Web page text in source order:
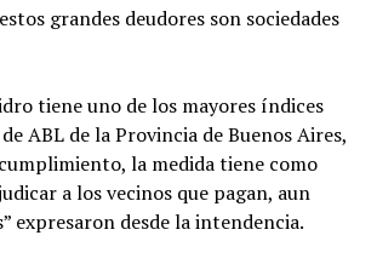
grandes deudores son sociedades
tiene uno de los mayores índices
ABL de la Provincia de Buenos Aires,
la medida tiene como
a los vecinos que pagan, aun
expresaron desde la intendencia.